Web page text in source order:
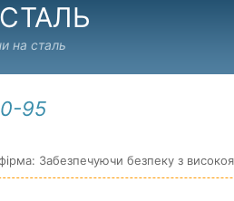
на сталь
95
Забезпечуючи безпеку з